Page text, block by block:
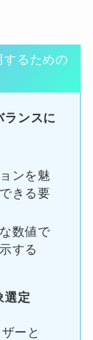
するための
ランスに
ンを魅
きる要
数値で
する
選定
ーと